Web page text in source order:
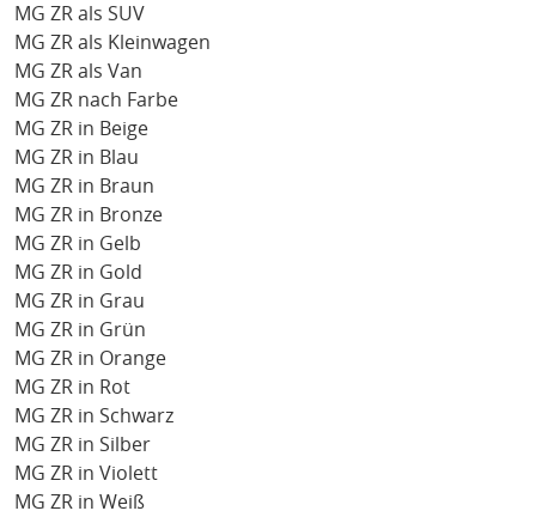
MG ZR als SUV
MG ZR als Kleinwagen
MG ZR als Van
MG ZR nach Farbe
MG ZR in Beige
MG ZR in Blau
MG ZR in Braun
MG ZR in Bronze
MG ZR in Gelb
MG ZR in Gold
MG ZR in Grau
MG ZR in Grün
MG ZR in Orange
MG ZR in Rot
MG ZR in Schwarz
MG ZR in Silber
MG ZR in Violett
MG ZR in Weiß